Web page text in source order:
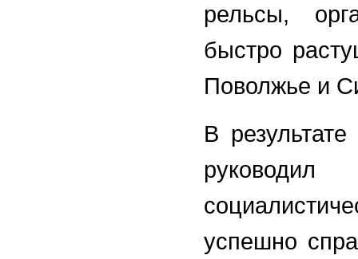
рельсы,
быстро
Поволжье и
В
успешно